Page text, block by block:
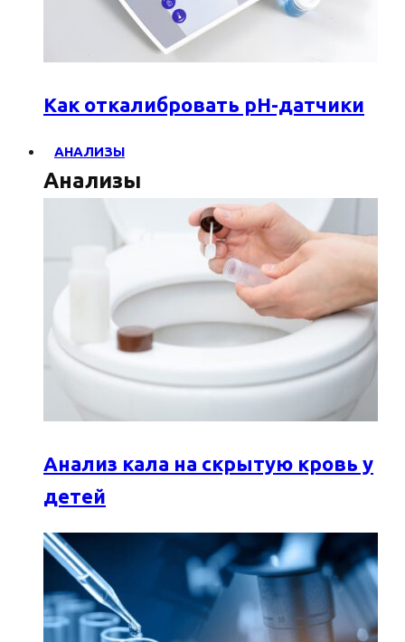
Как откалибровать pH-датчики
АНАЛИЗЫ
Анализы
Анализ кала на скрытую кровь у
детей